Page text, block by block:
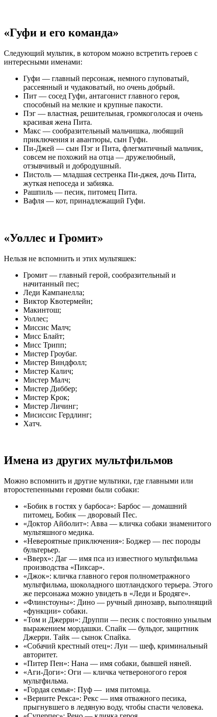
«Гуфи и его команда»
Следующий мультик, в котором можно встретить героев с
интересными именами:
Гуфи — главный персонаж, немного глуповатый,
рассеянный и чудаковатый, но очень добрый.
Пит — сосед Гуфи, антагонист главного героя,
способный на мелкие и крупные пакости.
Пэг — властная, решительная, громкоголосая и очень
красивая жена Пита.
Макс — сообразительный мальчишка, любящий
приключения и авантюры, сын Гуфи.
Пи-Джей — сын Пэг и Пита, флегматичный мальчик,
совсем не похожий на отца — дружелюбный,
отзывчивый и добродушный.
Пистоль — младшая сестренка Пи-джея, дочь Пита,
жуткая непоседа и забияка.
Рашпиль — песик, питомец Пита.
Вафля — кот, принадлежащий Гуфи.
«Уоллес и Громит»
Нельзя не вспомнить и этих мультяшек:
Громит — главный герой, сообразительный и
начитанный пес;
Леди Кампанелла;
Виктор Квотермейн;
Макинтош;
Уоллес;
Миссис Малч;
Мисс Блайт;
Мисс Трипп;
Мистер Гроубаг.
Мистер Виндфолл;
Мистер Калич;
Мистер Малч;
Мистер Диббер;
Мистер Крок;
Мистер Личинг;
Мисиссис Гердлинг;
Хатч.
Имена из других мультфильмов
Можно вспомнить и другие мультики, где главными или
второстепенными героями были собаки:
«Бобик в гостях у барбоса»: Барбос — домашний
питомец, Бобик — дворовый Пес.
«Доктор Айболит»: Авва — кличка собаки знаменитого
мультяшного медика.
«Невероятные приключения»: Боджер — пес породы
бультерьер.
«Вверх»: Даг — имя пса из известного мультфильма
производства «Пиксар».
«Джок»: кличка главного героя полнометражного
мультфильма, шоколадного шотландского терьера. Этого
же персонажа можно увидеть в «Леди и Бродяге».
«Флинстоуны»: Дино — ручный динозавр, выполнящий
«функции» собаки.
«Том и Джерри»: Друппи — песик с постоянно унылым
выражением мордашки. Спайк — бульдог, защитник
Джерри. Тайк — сынок Спайка.
«Собачий крестный отец»: Луи — шеф, криминальный
авторитет.
«Питер Пен»: Нана — имя собаки, бывшей няней.
«Аги-Доги»: Оги — кличка четвероногого героя
мультфильма.
«Гордая семья»: Пуф — имя питомца.
«Верните Рекса»: Рекс — имя отважного песика,
прыгнувшего в ледяную воду, чтобы спасти человека.